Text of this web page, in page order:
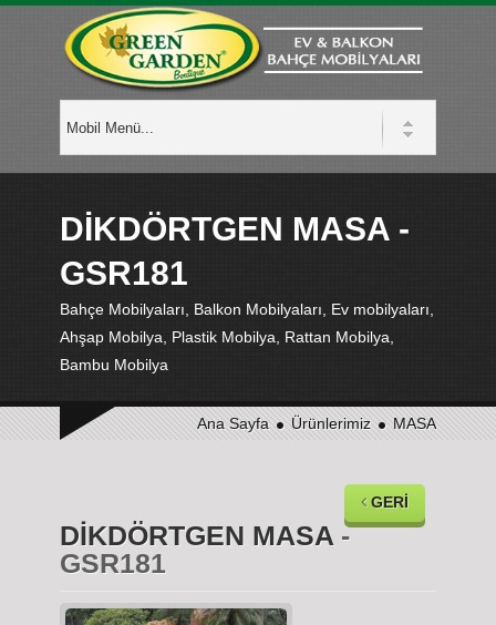
DİKDÖRTGEN MASA -
GSR181
Bahçe Mobilyaları, Balkon Mobilyaları, Ev mobilyaları,
Ahşap Mobilya, Plastik Mobilya, Rattan Mobilya,
Bambu Mobilya
Ana Sayfa Ürünlerimiz MASA
GERİ
DİKDÖRTGEN MASA -
GSR181